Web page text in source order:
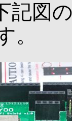
記図
。